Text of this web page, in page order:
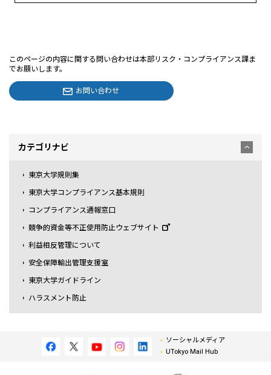
このページの内容に関する問い合わせは本部リスク・コンプライアンス課ま
でお願いします。
お問い合わせ
カテゴリナビ
東京大学規則集
東京大学コンプライアンス基本規則
コンプライアンス通報窓口
競争的資金等不正使用防止ウェブサイト
利益相反管理について
安全保障輸出管理支援室
東京大学ガイドライン
ハラスメント防止
ソーシャルメディア
UTokyo Mail Hub